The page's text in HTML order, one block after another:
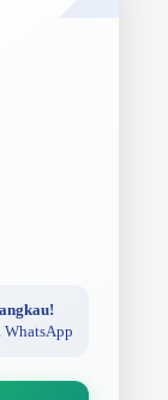
WhatsApp